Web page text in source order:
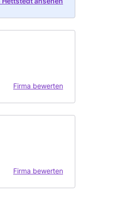
Firma bewerten
Firma bewerten